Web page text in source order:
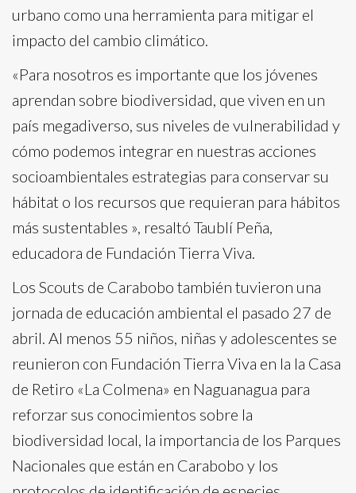
urbano como una herramienta para mitigar el
impacto del cambio climático.
«Para nosotros es importante que los jóvenes
aprendan sobre biodiversidad, que viven en un
país megadiverso, sus niveles de vulnerabilidad y
cómo podemos integrar en nuestras acciones
socioambientales estrategias para conservar su
hábitat o los recursos que requieran para hábitos
más sustentables », resaltó Taublí Peña,
educadora de Fundación Tierra Viva.
Los Scouts de Carabobo también tuvieron una
jornada de educación ambiental el pasado 27 de
abril. Al menos 55 niños, niñas y adolescentes se
reunieron con Fundación Tierra Viva en la la Casa
de Retiro «La Colmena» en Naguanagua para
reforzar sus conocimientos sobre la
biodiversidad local, la importancia de los Parques
Nacionales que están en Carabobo y los